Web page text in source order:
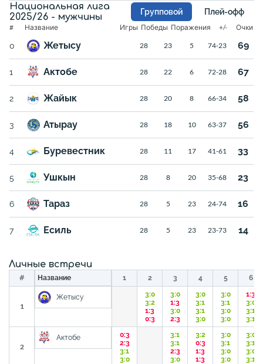
Национальная лига
2025/26 - мужчины
Групповой Плей-офф
# Название Игры Победы Поражения +/- Очки
0 Жетысу 28 23 5 74-23 69
1 Актобе 28 22 6 72-28 67
2 Жайык 28 20 8 66-34 58
3 Атырау 28 18 10 63-37 56
4 Буревестник 28 11 17 41-61 33
5 Ушкын 28 8 20 35-68 23
6 Тараз 28 5 23 24-74 16
7 Есиль 28 5 23 23-73 14
Личные встречи
# Название 1 2 3 4 5 6
1
Жетысу
3:0
3:2
1:3
0:3
3:0
1:3
3:0
2:3
3:0
3:1
3:1
3:0
3:0
3:1
3:0
3:0
1:3
3:0
3:1
3:1
2
Актобе
0:3
2:3
3:1
3:0
3:1
3:1
2:3
3:0
3:2
0:3
1:3
1:3
3:0
3:1
3:0
3:0
3:0
3:1
3:0
3:1